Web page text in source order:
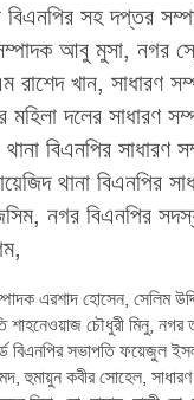
বিএনপির সহ দপ্তর
আবু মুসা, নগর
খান, সাধারণ
দলের সাধারণ
থানা বিএনপির
থানা বিএনপির
নগর বিএনপির
এরশাদ হোসেন, সেলিম
শাহনেওয়াজ চৌধুরী মিনু, নগর
বিএনপির সভাপতি ফয়েজুল
হুমায়ুন কবীর সোহেল,